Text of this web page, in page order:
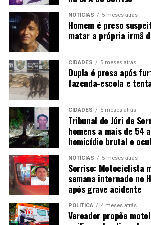
NOTÍCIAS 5 meses atrás
Homem é preso
matar a própria irmã
CIDADES 5 meses atrás
Dupla é presa após
fazenda-escola e
CIDADES 5 meses atrás
Tribunal do Júri de
homens a mais de 54
homicídio brutal e
NOTÍCIAS 5 meses atrás
Sorriso: Motociclista
semana internado no
após grave acidente
POLÍTICA 4 meses atrás
Vereador propõe